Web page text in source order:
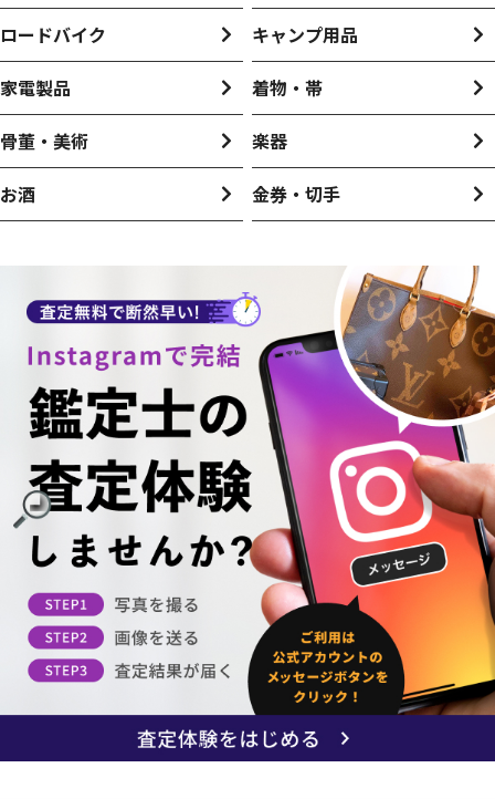
ロードバイク
キャンプ用品
家電製品
着物・帯
骨董・美術
楽器
お酒
金券・切手